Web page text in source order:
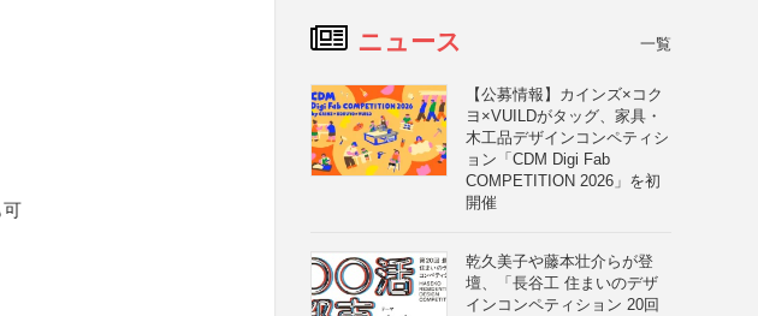
可
ニュース 一覧
【公募情報】カインズ×コク
ヨ×VUILDがタッグ、家具・
木工品デザインコンペティシ
ョン「CDM Digi Fab
COMPETITION 2026」を初
開催
乾久美子や藤本壮介らが登
壇、「長谷工 住まいのデザ
インコンペティション 20回